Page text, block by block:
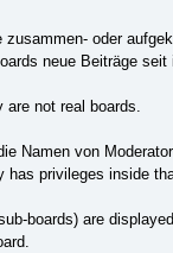
oder
neue Beiträge
not real boards.
Namen von
privileges inside
boards) are